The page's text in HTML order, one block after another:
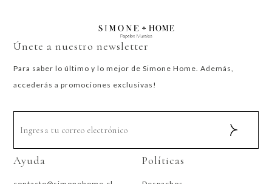
Únete a nuestro newsletter
Para saber lo último y lo mejor de Simone Home. Además,
accederás a promociones exclusivas!
Ayuda Políticas